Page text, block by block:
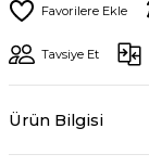
Tavsiye Et
Ürün Bilgisi